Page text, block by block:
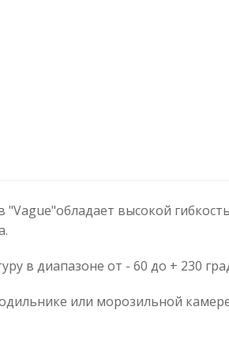
высокой
в диапазоне от - 60 до + 230
или морозильной